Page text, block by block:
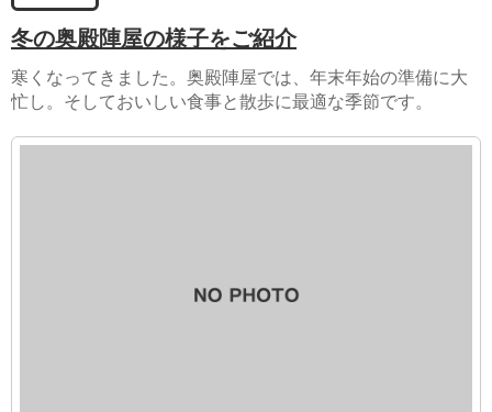
冬の奥殿陣屋の様子をご紹介
寒くなってきました。奥殿陣屋では、年末年始の準備に大
忙し。そしておいしい食事と散歩に最適な季節です。